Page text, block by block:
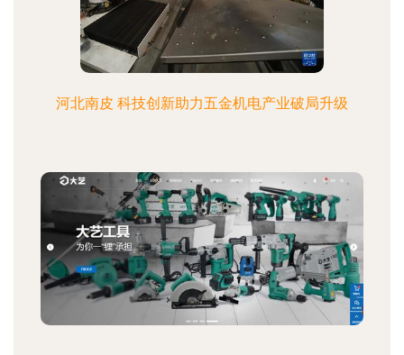
河北南皮 科技创新助力五金机电产业破局升级